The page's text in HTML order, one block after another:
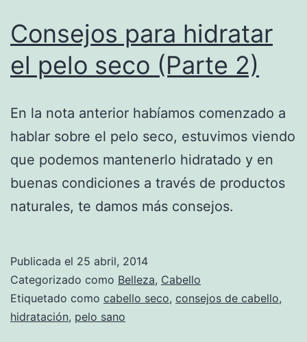
Consejos para hidratar
el pelo seco (Parte 2)
En la nota anterior habíamos comenzado a
hablar sobre el pelo seco, estuvimos viendo
que podemos mantenerlo hidratado y en
buenas condiciones a través de productos
naturales, te damos más consejos.
Publicada el 25 abril, 2014
Categorizado como Belleza, Cabello
Etiquetado como cabello seco, consejos de cabello,
hidratación, pelo sano